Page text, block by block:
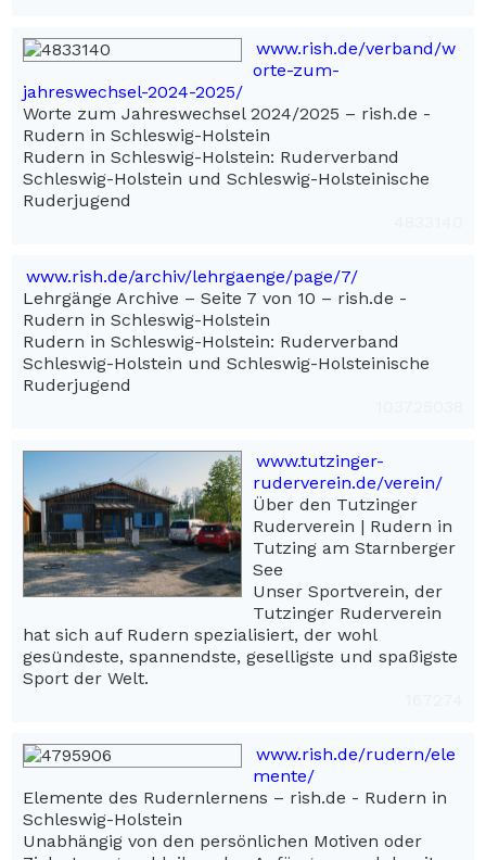
www.rish.de/verband/w
orte-zum-
jahreswechsel-2024-2025/
Worte zum Jahreswechsel 2024/2025 – rish.de -
Rudern in Schleswig-Holstein
Rudern in Schleswig-Holstein: Ruderverband
Schleswig-Holstein und Schleswig-Holsteinische
Ruderjugend
www.rish.de/archiv/lehrgaenge/page/7/
Lehrgänge Archive – Seite 7 von 10 – rish.de -
Rudern in Schleswig-Holstein
Rudern in Schleswig-Holstein: Ruderverband
Schleswig-Holstein und Schleswig-Holsteinische
Ruderjugend
www.tutzinger-
ruderverein.de/verein/
Über den Tutzinger
Ruderverein | Rudern in
Tutzing am Starnberger
See
Unser Sportverein, der
Tutzinger Ruderverein
hat sich auf Rudern spezialisiert, der wohl
gesündeste, spannendste, geselligste und spaßigste
Sport der Welt.
www.rish.de/rudern/ele
mente/
Elemente des Rudernlernens – rish.de - Rudern in
Schleswig-Holstein
Unabhängig von den persönlichen Motiven oder